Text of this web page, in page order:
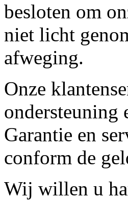
besloten om
niet licht
afweging.
Onze
ondersteuning
Garantie en
conform de
Wij willen u